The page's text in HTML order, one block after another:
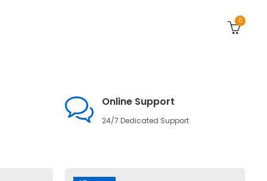
0
Online Support
24/7 Dedicated Support